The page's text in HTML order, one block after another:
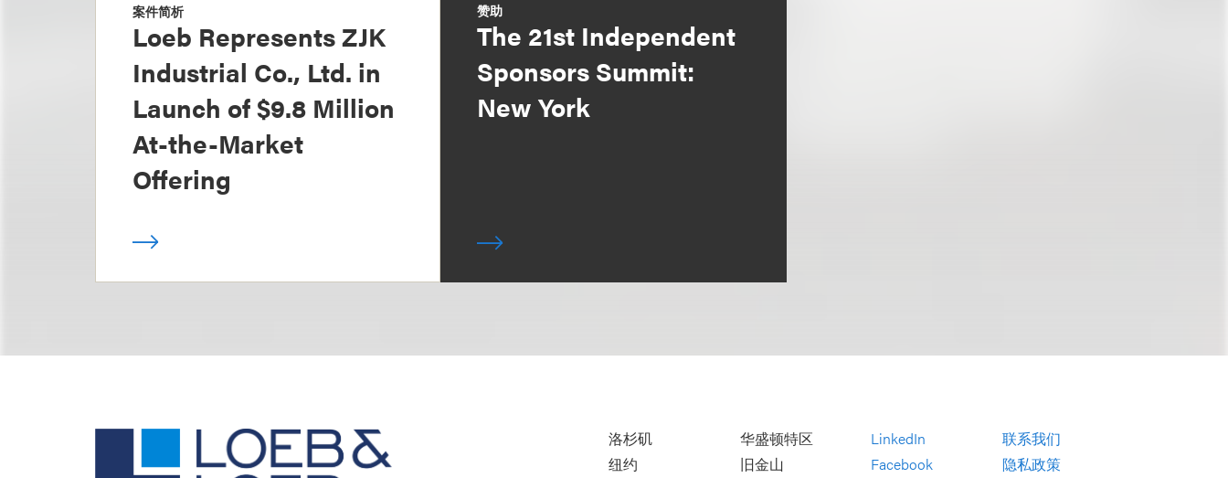
案件简析
Loeb Represents ZJK
Industrial Co., Ltd. in
Launch of $9.8 Million
At-the-Market
Offering
赞助
The 21st Independent
Sponsors Summit:
New York
洛杉矶
纽约
华盛顿特区
旧金山
LinkedIn
Facebook
联系我们
隐私政策